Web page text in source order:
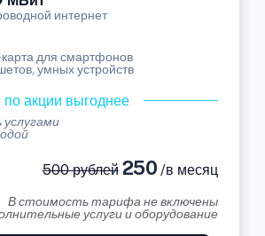
интернет
для смартфонов
умных устройств
по акции выгоднее
услугами
500 рублей250 /в месяц
В стоимость тарифа не включены
услуги и оборудование